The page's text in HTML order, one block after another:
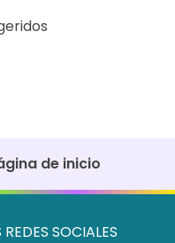
de inicio
SOCIALES